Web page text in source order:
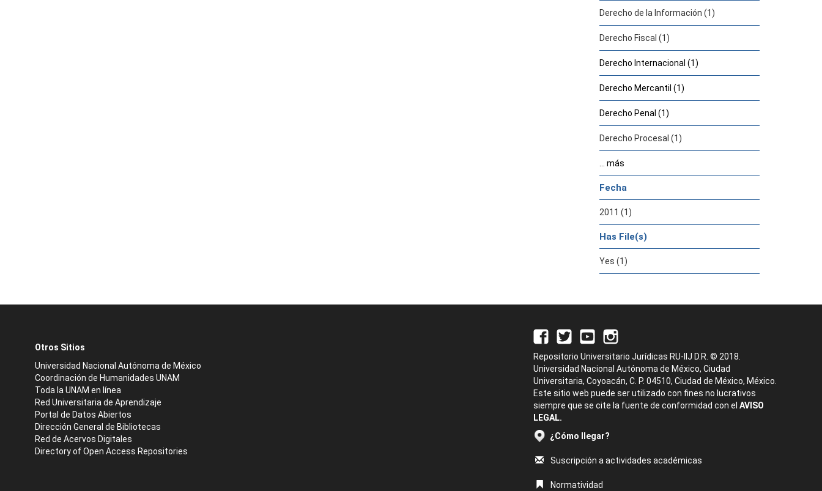
Derecho de la Información (1)
Derecho Fiscal (1)
Derecho Internacional (1)
Derecho Mercantil (1)
Derecho Penal (1)
Derecho Procesal (1)
... más
Fecha
2011 (1)
Has File(s)
Yes (1)
Otros Sitios
Universidad Nacional Autónoma de México
Coordinación de Humanidades UNAM
Toda la UNAM en línea
Red Universitaria de Aprendizaje
Portal de Datos Abiertos
Dirección General de Bibliotecas
Red de Acervos Digitales
Directory of Open Access Repositories
Repositorio Universitario Jurídicas RU-IIJ D.R. © 2018.
Universidad Nacional Autónoma de México, Ciudad
Universitaria, Coyoacán, C. P. 04510, Ciudad de México, México.
Este sitio web puede ser utilizado con fines no lucrativos
siempre que se cite la fuente de conformidad con el AVISO
LEGAL.
¿Cómo llegar?
Suscripción a actividades académicas
Normatividad